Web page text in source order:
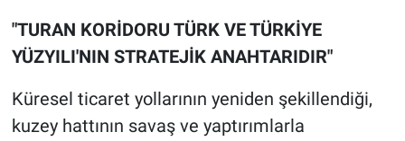
"TURAN KORİDORU TÜRK VE TÜRKİYE
YÜZYILI'NIN STRATEJİK ANAHTARIDIR"
Küresel ticaret yollarının yeniden şekillendiği,
kuzey hattının savaş ve yaptırımlarla